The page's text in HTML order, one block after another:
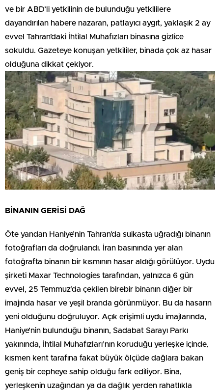
ve bir ABD’li yetkilinin de bulunduğu yetkililere
dayandırılan habere nazaran, patlayıcı aygıt, yaklaşık 2 ay
evvel Tahran’daki İhtilal Muhafızları binasına gizlice
sokuldu. Gazeteye konuşan yetkililer, binada çok az hasar
olduğuna dikkat çekiyor.
BİNANIN GERİSİ DAĞ
Öte yandan Haniye’nin Tahran’da suikasta uğradığı binanın
fotoğrafları da doğrulandı. İran basınında yer alan
fotoğrafta binanın bir kısmının hasar aldığı görülüyor. Uydu
şirketi Maxar Technologies tarafından, yalnızca 6 gün
evvel, 25 Temmuz’da çekilen birebir binanın diğer bir
imajında hasar ve yeşil branda görünmüyor. Bu da hasarın
yeni olduğunu doğruluyor. Açık erişimli uydu imajlarında,
Haniye’nin bulunduğu binanın, Sadabat Sarayı Parkı
yakınında, İhtilal Muhafızları’nın koruduğu yerleşke içinde,
kısmen kent tarafına fakat büyük ölçüde dağlara bakan
geniş bir cepheye sahip olduğu fark ediliyor. Bina,
yerleşkenin uzağından ya da dağlık yerden rahatlıkla